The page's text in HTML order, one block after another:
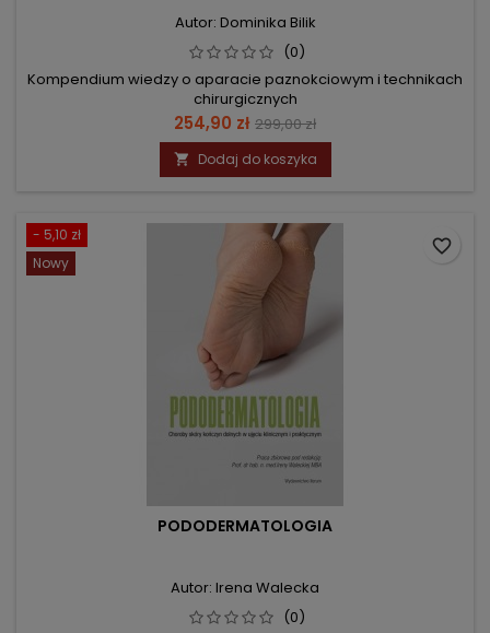
Autor: Dominika Bilik
(0)
Kompendium wiedzy o aparacie paznokciowym i technikach
chirurgicznych
Cena
254,90 zł Cena
podstawowa
299,00 zł
 Dodaj do koszyka
- 5,10 zł
Nowy
PODODERMATOLOGIA
Autor: Irena Walecka
(0)
favorite_border